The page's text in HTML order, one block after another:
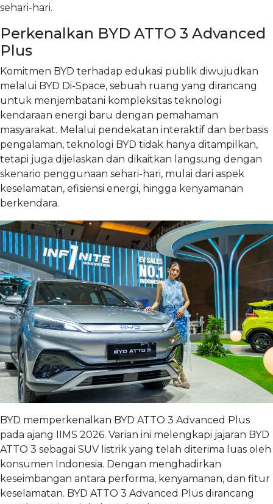
sehari-hari.
Perkenalkan BYD ATTO 3 Advanced
Plus
Komitmen BYD terhadap edukasi publik diwujudkan
melalui BYD Di-Space, sebuah ruang yang dirancang
untuk menjembatani kompleksitas teknologi
kendaraan energi baru dengan pemahaman
masyarakat. Melalui pendekatan interaktif dan berbasis
pengalaman, teknologi BYD tidak hanya ditampilkan,
tetapi juga dijelaskan dan dikaitkan langsung dengan
skenario penggunaan sehari-hari, mulai dari aspek
keselamatan, efisiensi energi, hingga kenyamanan
berkendara.
BYD memperkenalkan BYD ATTO 3 Advanced Plus
pada ajang IIMS 2026. Varian ini melengkapi jajaran BYD
ATTO 3 sebagai SUV listrik yang telah diterima luas oleh
konsumen Indonesia. Dengan menghadirkan
keseimbangan antara performa, kenyamanan, dan fitur
keselamatan. BYD ATTO 3 Advanced Plus dirancang